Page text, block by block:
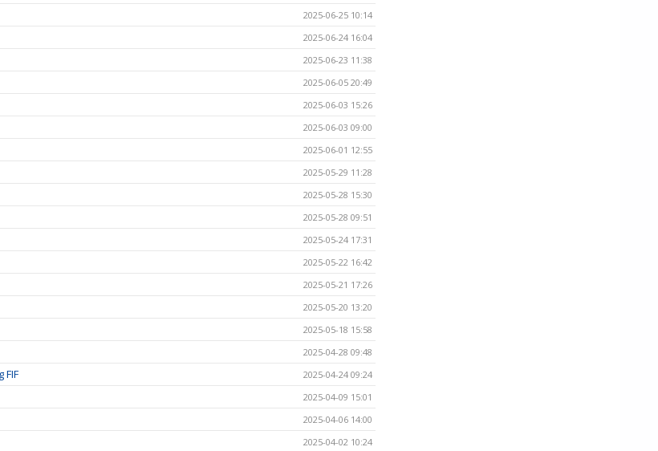
2025-06-25 10:14
2025-06-24 16:04
2025-06-23 11:38
2025-06-05 20:49
2025-06-03 15:26
2025-06-03 09:00
2025-06-01 12:55
2025-05-29 11:28
2025-05-28 15:30
2025-05-28 09:51
2025-05-24 17:31
2025-05-22 16:42
2025-05-21 17:26
2025-05-20 13:20
2025-05-18 15:58
2025-04-28 09:48
2025-04-24 09:24
2025-04-09 15:01
2025-04-06 14:00
2025-04-02 10:24